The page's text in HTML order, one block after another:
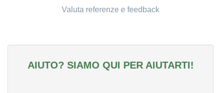
Valuta referenze e feedback
AIUTO? SIAMO QUI PER AIUTARTI!